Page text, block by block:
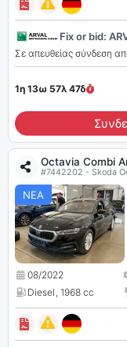
Fix or bid:
Σε απευθείας σύνδεση
1η 13ω 57λ 45δ
Octavia Combi
#7442202 - Skoda
ΝΕΑ
08/2022
Diesel, 1968 cc